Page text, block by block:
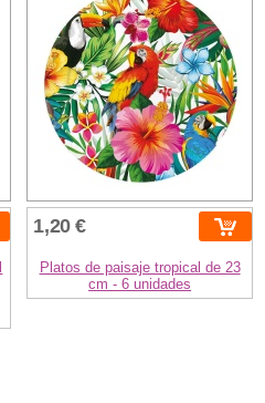
1,20 €
Platos de paisaje tropical de 23
cm - 6 unidades